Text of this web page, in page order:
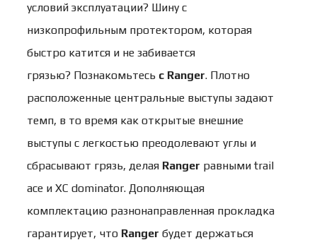
условий эксплуатации? Шину с
низкопрофильным протектором, которая
быстро катится и не забивается
грязью? Познакомьтесь с Ranger. Плотно
расположенные центральные выступы задают
темп, в то время как открытые внешние
выступы с легкостью преодолевают углы и
сбрасывают грязь, делая Ranger равными trail
ace и XC dominator. Дополняющая
комплектацию разнонаправленная прокладка
гарантирует, что Ranger будет держаться